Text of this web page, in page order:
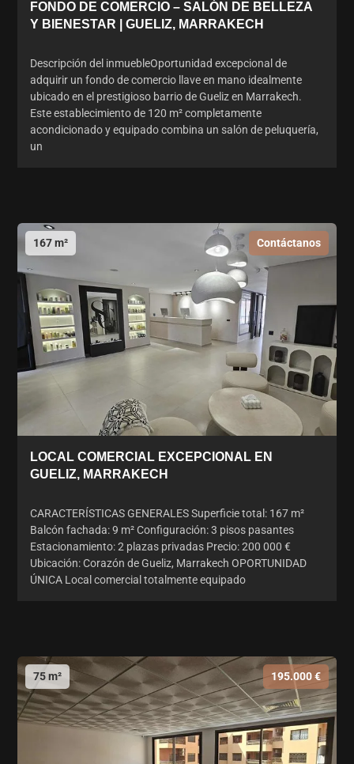
FONDO DE COMERCIO – SALÓN DE BELLEZA
Y BIENESTAR | GUELIZ, MARRAKECH
Descripción del inmuebleOportunidad excepcional de
adquirir un fondo de comercio llave en mano idealmente
ubicado en el prestigioso barrio de Gueliz en Marrakech.
Este establecimiento de 120 m² completamente
acondicionado y equipado combina un salón de peluquería,
un
167 m² Contáctanos
LOCAL COMERCIAL EXCEPCIONAL EN
GUELIZ, MARRAKECH
CARACTERÍSTICAS GENERALES Superficie total: 167 m²
Balcón fachada: 9 m² Configuración: 3 pisos pasantes
Estacionamiento: 2 plazas privadas Precio: 200 000 €
Ubicación: Corazón de Gueliz, Marrakech OPORTUNIDAD
ÚNICA Local comercial totalmente equipado
75 m² 195.000 €